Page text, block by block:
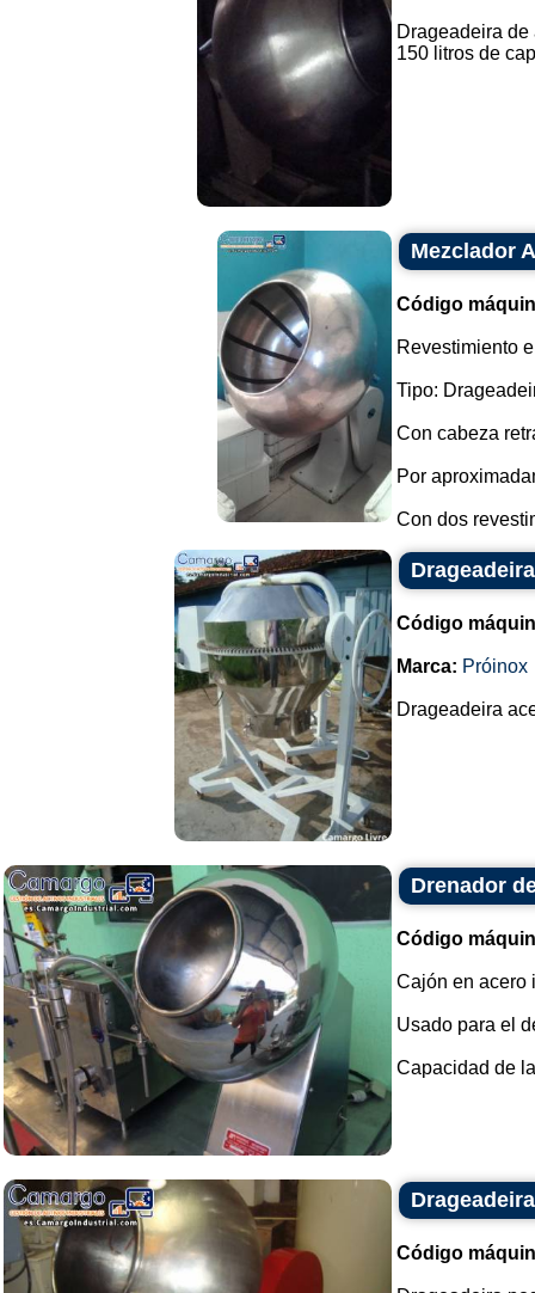
Drageadeira
150 litros de
Mezclador
Código
Revestimiento
Tipo:
Con cabeza
Por
Con dos
Código
Marca: Próinox
Drageadeira
Drenador
Código
Cajón en acero
Usado para el
Capacidad de
Código